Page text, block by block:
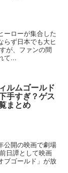
ーローが集合した
らず日本でも大ヒ
が、ファンの間
て...
ルムゴールド
手すぎ？ゲス
まとめ
公開の映画で劇場
日譚として映画
ブゴールド」が放